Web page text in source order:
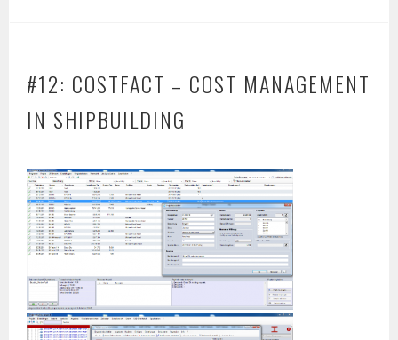
#12: COSTFACT – COST MANAGEMENT
IN SHIPBUILDING